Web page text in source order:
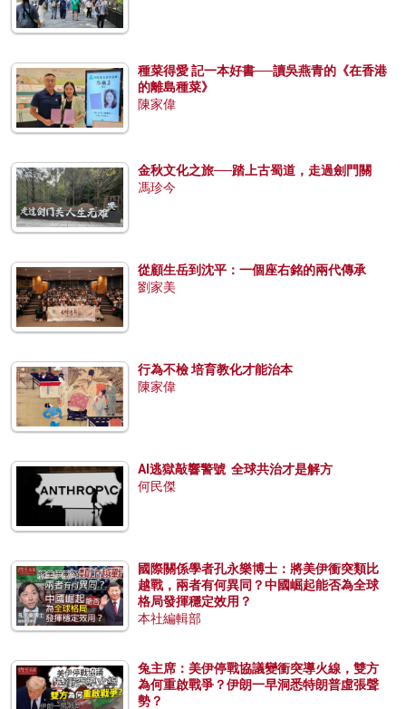
種菜得愛 記一本好書──讀吳燕青的《在香港
的離島種菜》
陳家偉
金秋文化之旅──踏上古蜀道，走過劍門關
馮珍今
從顧生岳到沈平：一個座右銘的兩代傳承
劉家美
行為不檢 培育教化才能治本
陳家偉
AI逃獄敲響警號 全球共治才是解方
何民傑
國際關係學者孔永樂博士：將美伊衝突類比
越戰，兩者有何異同？中國崛起能否為全球
格局發揮穩定效用？
本社編輯部
兔主席：美伊停戰協議變衝突導火線，雙方
為何重啟戰爭？伊朗一早洞悉特朗普虛張聲
勢？